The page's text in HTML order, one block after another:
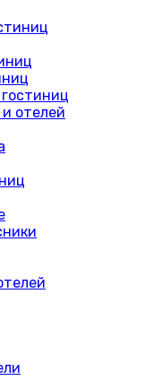
отелей